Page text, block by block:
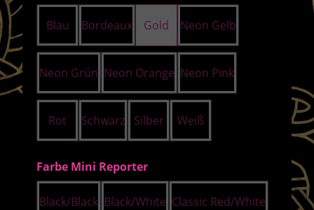
Blau Bordeaux Gold Neon Gelb
Neon Grün Neon Orange Neon Pink
Rot Schwarz Silber Weiß
Farbe Mini Reporterauswählen
Black/Black Black/White Classic Red/White